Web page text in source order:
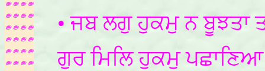
• ਜਬ ਲਗੁ ਹੁਕਮੁ ਨ ਬੂਝਤਾ
ਗੁਰ ਮਿਲਿ ਹੁਕਮੁ